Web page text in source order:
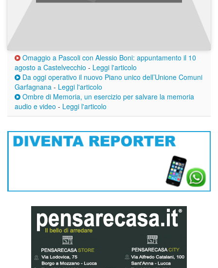
Omaggio a Pascoli con Alessio Boni: appuntamento il 10
agosto a Castelvecchio - Leggi l'articolo
Da oggi operativo il nuovo Piano unico dell’Unione Comuni
Garfagnana - Leggi l'articolo
Ombre di Memoria, un esercizio per salvare la memoria
audio e video - Leggi l'articolo